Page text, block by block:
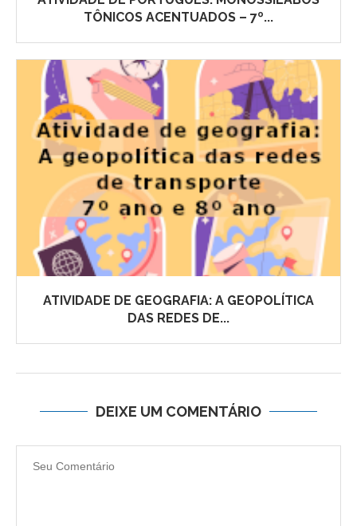
TÔNICOS ACENTUADOS – 7º...
ATIVIDADE DE GEOGRAFIA: A GEOPOLÍTICA
DAS REDES DE...
DEIXE UM COMENTÁRIO